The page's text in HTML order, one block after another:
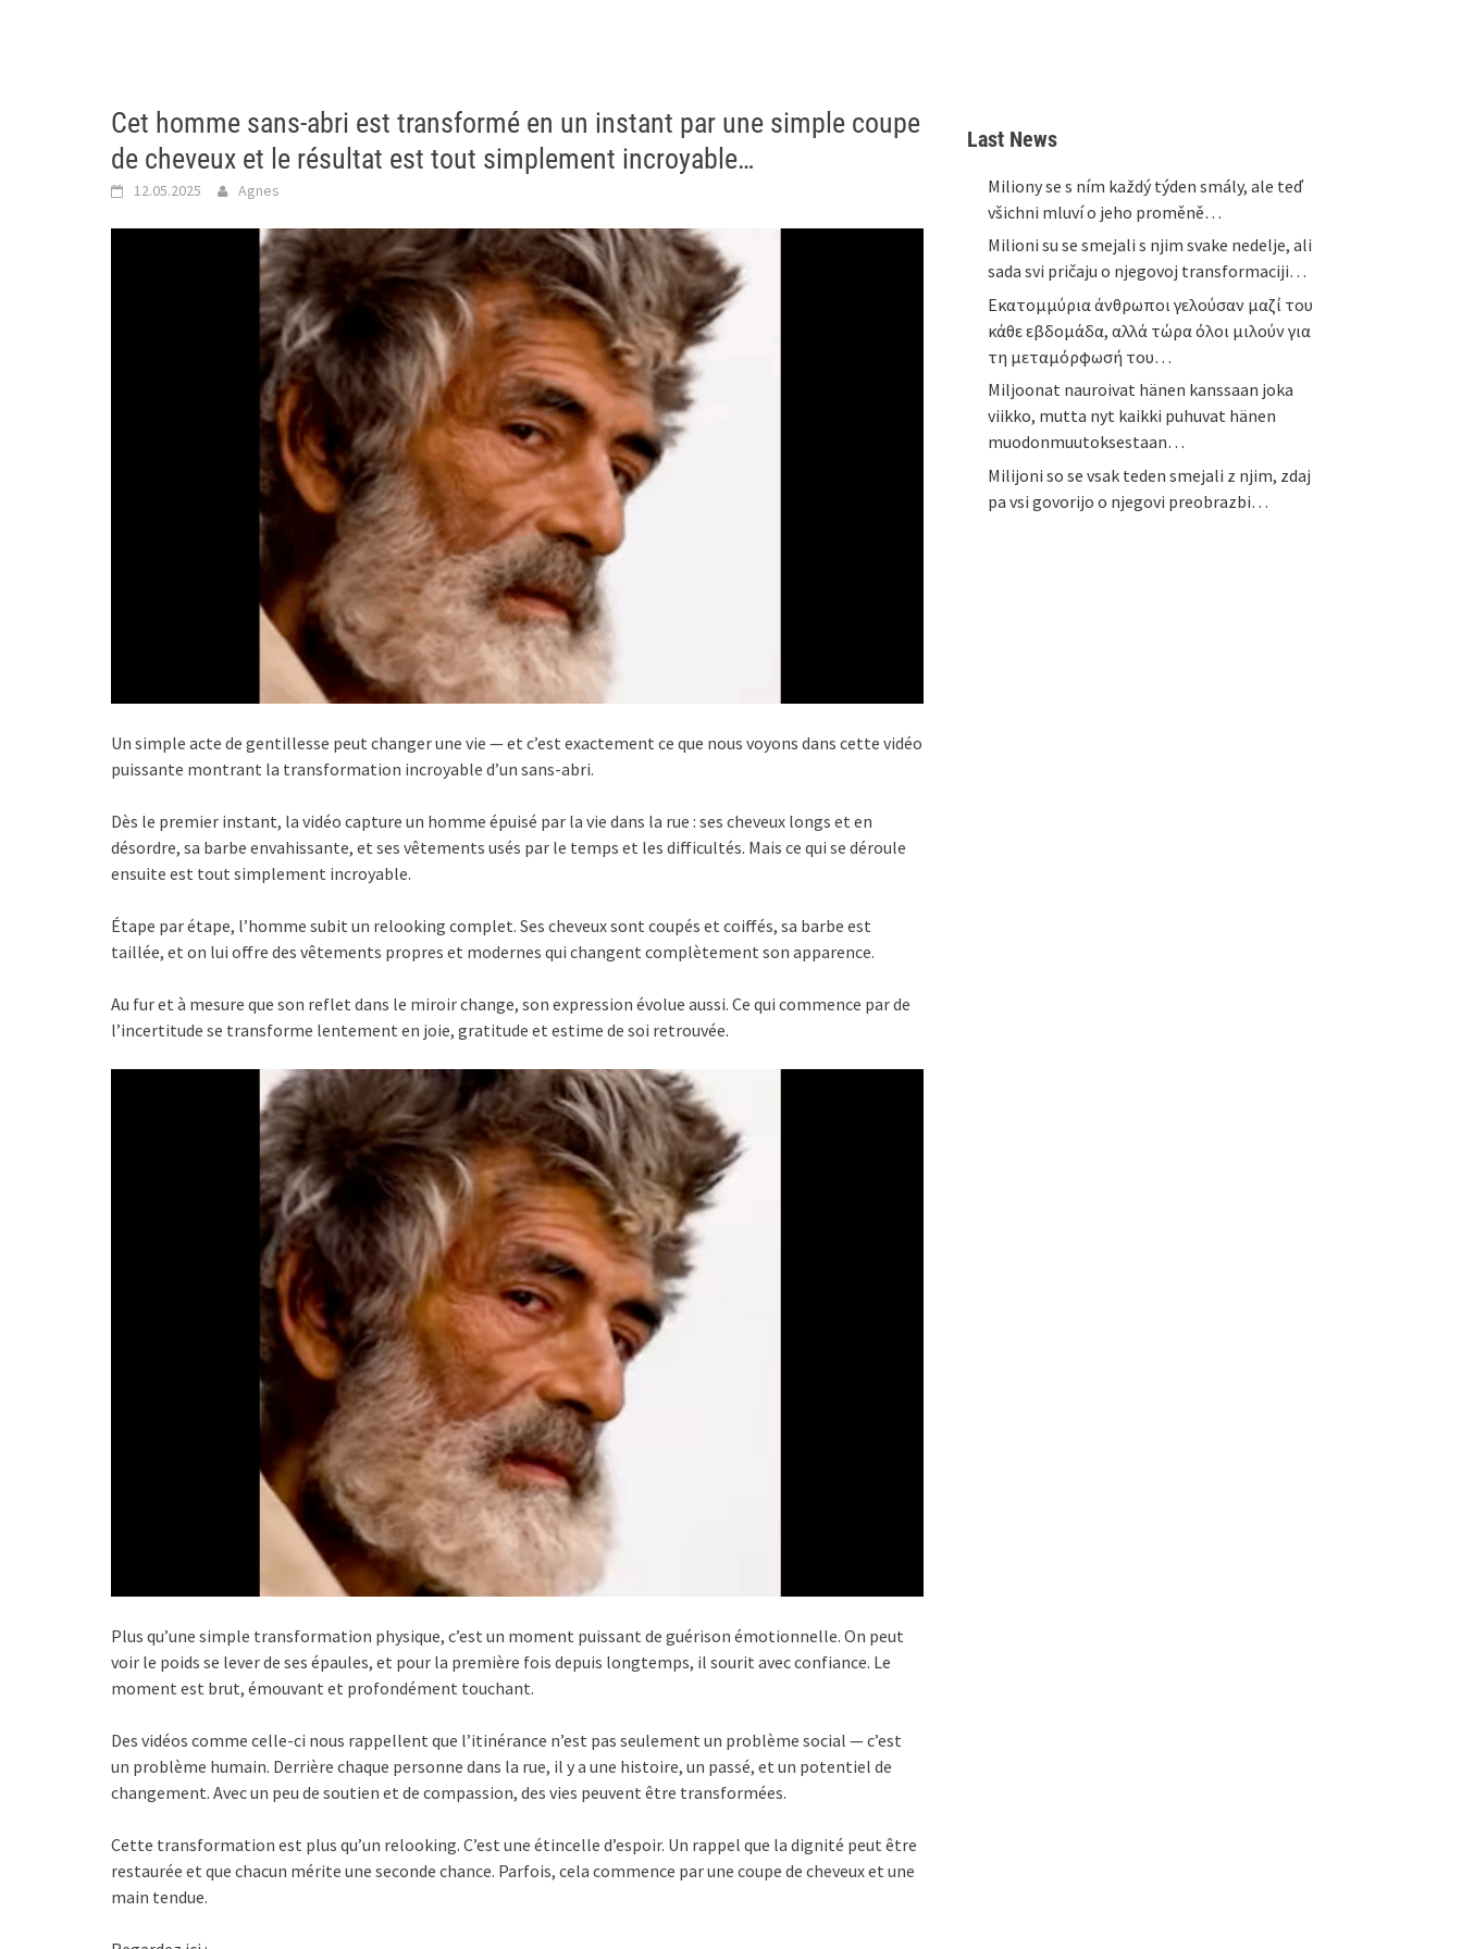
Cet homme sans-abri est transformé en un instant par une simple coupe
de cheveux et le résultat est tout simplement incroyable…
12.05.2025 Agnes
Un simple acte de gentillesse peut changer une vie — et c’est exactement ce que nous voyons dans cette vidéo
puissante montrant la transformation incroyable d’un sans-abri.
Dès le premier instant, la vidéo capture un homme épuisé par la vie dans la rue : ses cheveux longs et en
désordre, sa barbe envahissante, et ses vêtements usés par le temps et les difficultés. Mais ce qui se déroule
ensuite est tout simplement incroyable.
Étape par étape, l’homme subit un relooking complet. Ses cheveux sont coupés et coiffés, sa barbe est
taillée, et on lui offre des vêtements propres et modernes qui changent complètement son apparence.
Au fur et à mesure que son reflet dans le miroir change, son expression évolue aussi. Ce qui commence par de
l’incertitude se transforme lentement en joie, gratitude et estime de soi retrouvée.
Plus qu’une simple transformation physique, c’est un moment puissant de guérison émotionnelle. On peut
voir le poids se lever de ses épaules, et pour la première fois depuis longtemps, il sourit avec confiance. Le
moment est brut, émouvant et profondément touchant.
Des vidéos comme celle-ci nous rappellent que l’itinérance n’est pas seulement un problème social — c’est
un problème humain. Derrière chaque personne dans la rue, il y a une histoire, un passé, et un potentiel de
changement. Avec un peu de soutien et de compassion, des vies peuvent être transformées.
Cette transformation est plus qu’un relooking. C’est une étincelle d’espoir. Un rappel que la dignité peut être
restaurée et que chacun mérite une seconde chance. Parfois, cela commence par une coupe de cheveux et une
main tendue.
Last News
Miliony se s ním každý týden smály, ale teď
všichni mluví o jeho proměně…
Milioni su se smejali s njim svake nedelje, ali
sada svi pričaju o njegovoj transformaciji…
Εκατομμύρια άνθρωποι γελούσαν μαζί του
κάθε εβδομάδα, αλλά τώρα όλοι μιλούν για
τη μεταμόρφωσή του…
Miljoonat nauroivat hänen kanssaan joka
viikko, mutta nyt kaikki puhuvat hänen
muodonmuutoksestaan…
Milijoni so se vsak teden smejali z njim, zdaj
pa vsi govorijo o njegovi preobrazbi…